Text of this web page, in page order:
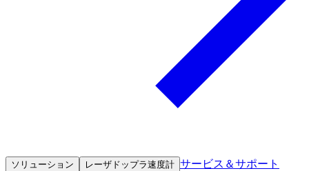
ソリューション レーザドップラ速度計 サービス＆サポート